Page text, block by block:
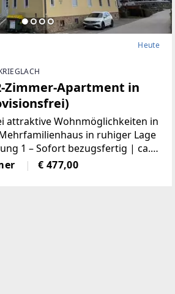
Heute
Zimmer-Apartment in
attraktive Wohnmöglichkeiten in
in ruhiger Lage
1 – Sofort bezugsfertig | ca.
wie neu: Diese 43 m² große
saniert. NeueKüche,
€ 477,00